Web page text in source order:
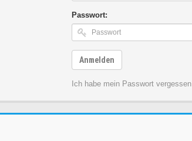
Passwort:
Anmelden
Ich habe mein Passwort vergessen